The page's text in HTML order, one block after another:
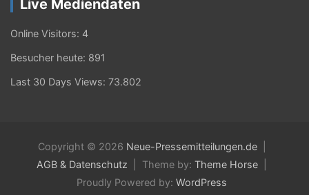
Live Mediendaten
Online Visitors: 4
Besucher heute: 891
Last 30 Days Views: 73.802
Copyright © 2026 Neue-Pressemitteilungen.de
AGB & Datenschutz
Theme by: Theme Horse
Proudly Powered by: WordPress